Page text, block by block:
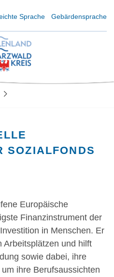
Sprache Gebärdensprache
SOZIALFONDS
Europäische
Finanzinstrument der
in Menschen. Er
Arbeitsplätzen und hilft
sowie dabei, ihre
ihre Berufsaussichten